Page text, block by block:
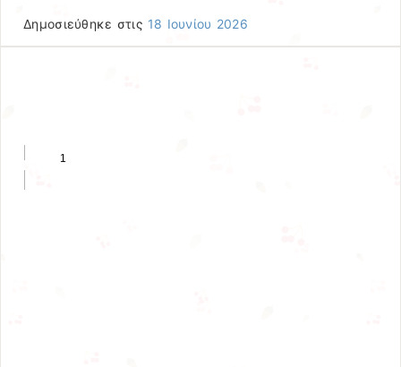
Δημοσιεύθηκε στις 18 Ιουνίου 2026